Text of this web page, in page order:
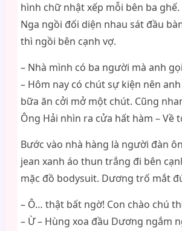
hình chữ nhật xếp mỗi bên ba ghế.
Nga ngồi đối diện nhau sát đầu
thì ngồi bên cạnh vợ.
– Nhà mình có ba người mà anh
– Hôm nay có chút sự kiện nên
bữa ăn cởi mở một chút. Cũng
Ông Hải nhìn ra cửa hất hàm – Về
Bước vào nhà hàng là người đàn
jean xanh áo thun trắng đi bên
mặc đồ bodysuit. Dương trố mắt
– Ô… thật bất ngờ! Con chào chú
– Ừ – Hùng xoa đầu Dương ngắm